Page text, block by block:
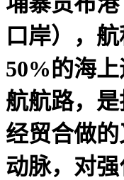
口岸），
50%的海
航航路，
经贸合做
动脉，对